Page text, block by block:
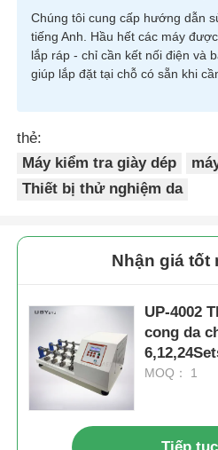
Chúng tôi cung cấp hướng dẫn
tiếng Anh. Hầu hết các máy
lắp ráp - chỉ cần kết nối điện và
giúp lắp đặt tại chỗ có sẵn khi
thẻ:
Máy kiểm tra giày dép
Thiết bị thử nghiệm da
Nhận giá tốt
UP-4002
cong da
22.5° ±
MOQ： 1